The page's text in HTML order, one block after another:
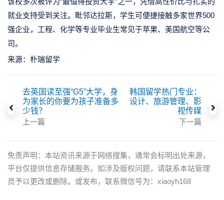
就业支持受到关注。毗邻达拉斯，学生可便捷接触多家世界500
强企业，工程、化学等专业毕业生常见于苹果、美国航空等公
司。
来源：朴瑞留学
去英国读至强“G5”大学，身
为家长的你要为孩子准备多
少钱？
上一篇
韩国留学热门专业：
设计、旅游管理、影
视传媒
下一篇
免责声明：本站资讯来源于网络搜集，通常会标明出处来源，
平台仅提供信息存储服务。如涉及版权问题，请联系本站管理
员予以更改或删除。或发布，联系微信号为：xiaoyh168